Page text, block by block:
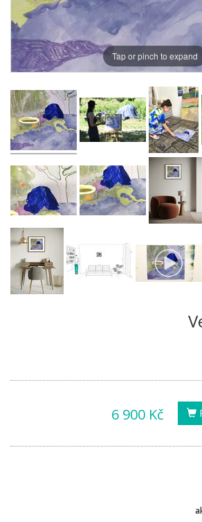
Tap or pinch to expand
6 900 Kč